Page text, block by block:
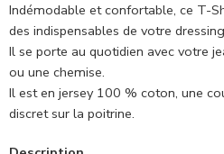
Indémodable et confortable, ce T-
des indispensables de votre
Il se porte au quotidien avec votre
ou une chemise.
Il est en jersey 100 % coton, une
discret sur la poitrine.